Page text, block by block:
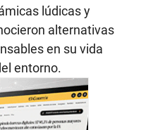
lúdicas y
alternativas
en su vida
entorno.